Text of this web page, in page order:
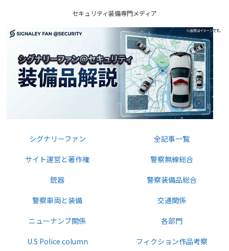
セキュリティ装備専門メディア
シグナリーファン
全記事一覧
サイト運営と著作権
警察無線総合
銃器
警察装備品総合
警察車両と装備
交通関係
ニューナンブ関係
各部門
U.S Police column
フィクション作品考察